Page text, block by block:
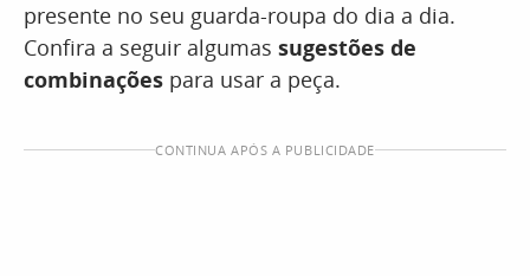
presente no seu guarda-roupa do dia a dia.
Confira a seguir algumas sugestões de
combinações para usar a peça.
CONTINUA APÓS A PUBLICIDADE